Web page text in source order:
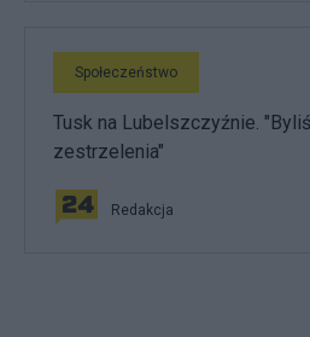
Społeczeństwo
Tusk na Lubelszczyźnie.
zestrzelenia"
Redakcja